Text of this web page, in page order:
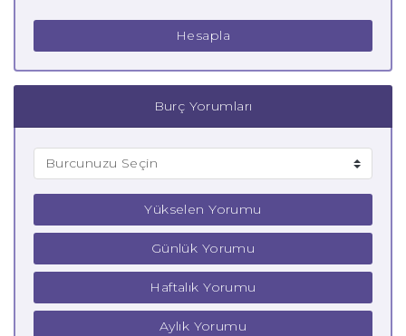
Hesapla
Burç Yorumları
Yükselen Yorumu
Günlük Yorumu
Haftalık Yorumu
Aylık Yorumu